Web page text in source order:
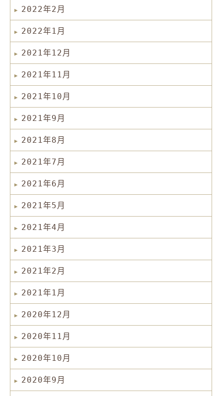
2022年2月
2022年1月
2021年12月
2021年11月
2021年10月
2021年9月
2021年8月
2021年7月
2021年6月
2021年5月
2021年4月
2021年3月
2021年2月
2021年1月
2020年12月
2020年11月
2020年10月
2020年9月